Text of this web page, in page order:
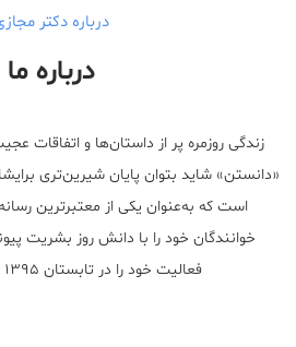
درباره دکتر
درباره ما
زندگی روزمره پر از داستان‌ها و اتفاقات
«دانستن» شاید بتوان پایان شیرین‌تری
است که به‌عنوان یکی از معتبر‌ترین
خوانندگان خود را با دانش روز بشریت
فعالیت خود را در تابستان ۱۳۹۵ آغاز نموده است.